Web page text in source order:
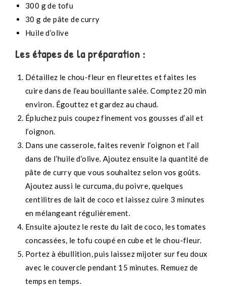
300 g de tofu
30 g de pâte de curry
Huile d’olive
Les étapes de la préparation :
Détaillez le chou-fleur en fleurettes et faites les
cuire dans de l’eau bouillante salée. Comptez 20 min
environ. Égouttez et gardez au chaud.
Épluchez puis coupez finement vos gousses d’ail et
l’oignon.
Dans une casserole, faites revenir l’oignon et l’ail
dans de l’huile d’olive. Ajoutez ensuite la quantité de
pâte de curry que vous souhaitez selon vos goûts.
Ajoutez aussi le curcuma, du poivre, quelques
centilitres de lait de coco et laissez cuire 3 minutes
en mélangeant régulièrement.
Ensuite ajoutez le reste du lait de coco, les tomates
concassées, le tofu coupé en cube et le chou-fleur.
Portez à ébullition, puis laissez mijoter sur feu doux
avec le couvercle pendant 15 minutes. Remuez de
temps en temps.